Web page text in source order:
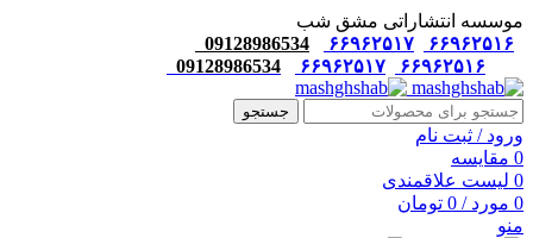
موسسه انتشاراتی مشق شب
۶۶۹۶۲۵۱۶
۶۶۹۶۲۵۱۷
09128986534
۶۶۹۶۲۵۱۶
۶۶۹۶۲۵۱۷ 09128986534
جستجو
ورود / ثبت نام
0 مقایسه
0 لیست علاقمندی
0 مورد /
0 تومان
منو